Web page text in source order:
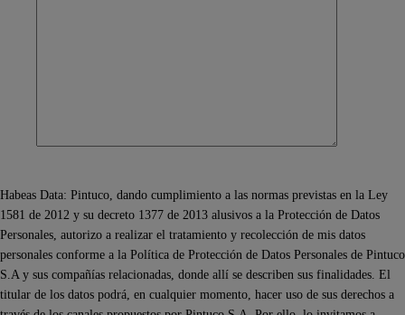
Habeas Data: Pintuco, dando cumplimiento a las normas previstas en la Ley
1581 de 2012 y su decreto 1377 de 2013 alusivos a la Protección de Datos
Personales, autorizo a realizar el tratamiento y recolección de mis datos
personales conforme a la Política de Protección de Datos Personales de Pintuco
S.A y sus compañías relacionadas, donde allí se describen sus finalidades. El
titular de los datos podrá, en cualquier momento, hacer uso de sus derechos a